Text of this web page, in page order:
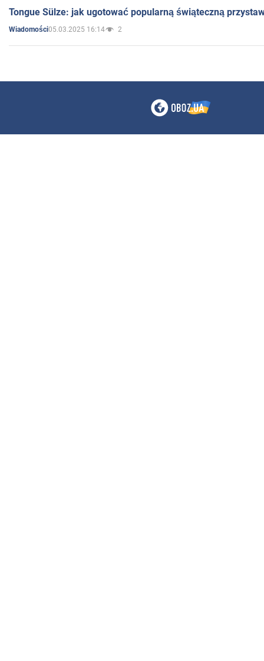
Tongue Sülze: jak ugotować popularną świąteczną
Wiadomości05.03.2025 16:14 2